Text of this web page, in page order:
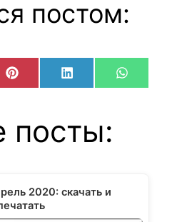
постом:
Share
on
Pinterest Share
on
LinkedIn Share
on
посты:
2020: скачать и